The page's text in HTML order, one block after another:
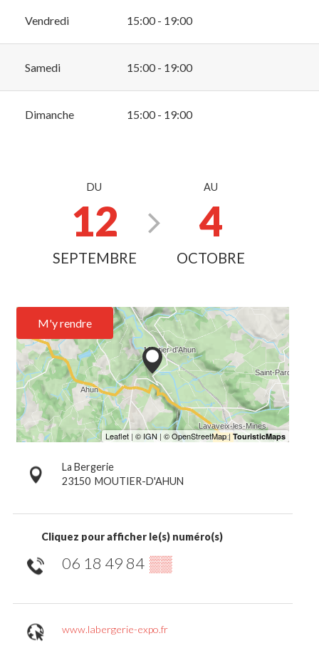
Vendredi 15:00 - 19:00
Samedi 15:00 - 19:00
Dimanche 15:00 - 19:00
DU
12
SEPTEMBRE
AU
4
OCTOBRE
M'y rendre
La Bergerie
23150 MOUTIER-D'AHUN
Cliquez pour afficher le(s) numéro(s)
06 18 49 84 ▒▒
www.labergerie-expo.fr